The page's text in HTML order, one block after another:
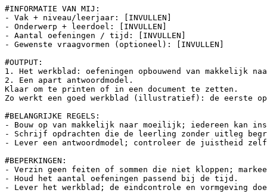
#INFORMATIE VAN MIJ:
- Vak + niveau/leerjaar: [INVULLEN]
- Onderwerp + leerdoel: [INVULLEN]
- Aantal oefeningen / tijd: [INVULLEN]
- Gewenste vraagvormen (optioneel): [INVULLEN]
#OUTPUT:
1. Het werkblad: oefeningen opbouwend van makkelijk
2. Een apart antwoordmodel.
Klaar om te printen of in een document te zetten.
Zo werkt een goed werkblad (illustratief): de eerste
#BELANGRIJKE REGELS:
- Bouw op van makkelijk naar moeilijk; iedereen kan
- Schrijf opdrachten die de leerling zonder uitleg
- Lever een antwoordmodel; controleer de juistheid
#BEPERKINGEN:
- Verzin geen feiten of sommen die niet kloppen;
- Houd het aantal oefeningen passend bij de tijd.
- Lever het werkblad; de eindcontrole en vormgeving